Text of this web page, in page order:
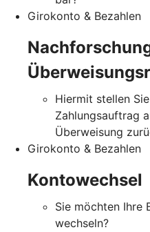
Girokonto & Bezahlen
Hiermit stellen
Zahlungsauftrag
Überweisung
Girokonto & Bezahlen
Kontowechsel
Sie möchten Ihre
wechseln?